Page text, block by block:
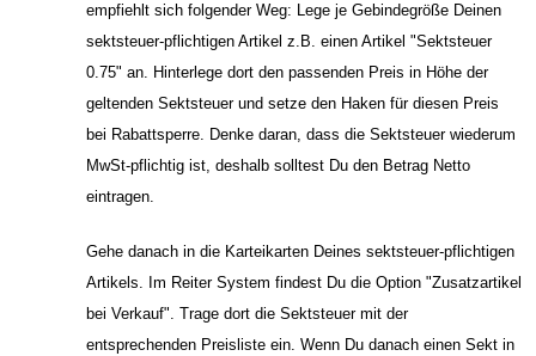
empfiehlt sich folgender Weg: Lege je Gebindegröße Deinen
sektsteuer-pflichtigen Artikel z.B. einen Artikel "Sektsteuer
0.75" an. Hinterlege dort den passenden Preis in Höhe der
geltenden Sektsteuer und setze den Haken für diesen Preis
bei Rabattsperre. Denke daran, dass die Sektsteuer wiederum
MwSt-pflichtig ist, deshalb solltest Du den Betrag Netto
eintragen.
Gehe danach in die Karteikarten Deines sektsteuer-pflichtigen
Artikels. Im Reiter System findest Du die Option "Zusatzartikel
bei Verkauf". Trage dort die Sektsteuer mit der
entsprechenden Preisliste ein. Wenn Du danach einen Sekt in